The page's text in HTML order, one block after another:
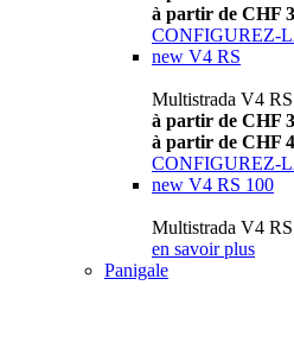
à partir de CHF
CONFIGUREZ-
new V4 RS
Multistrada V4 RS
à partir de CHF
à partir de CHF
CONFIGUREZ-
new V4 RS 100
Multistrada V4
en savoir plus
Panigale